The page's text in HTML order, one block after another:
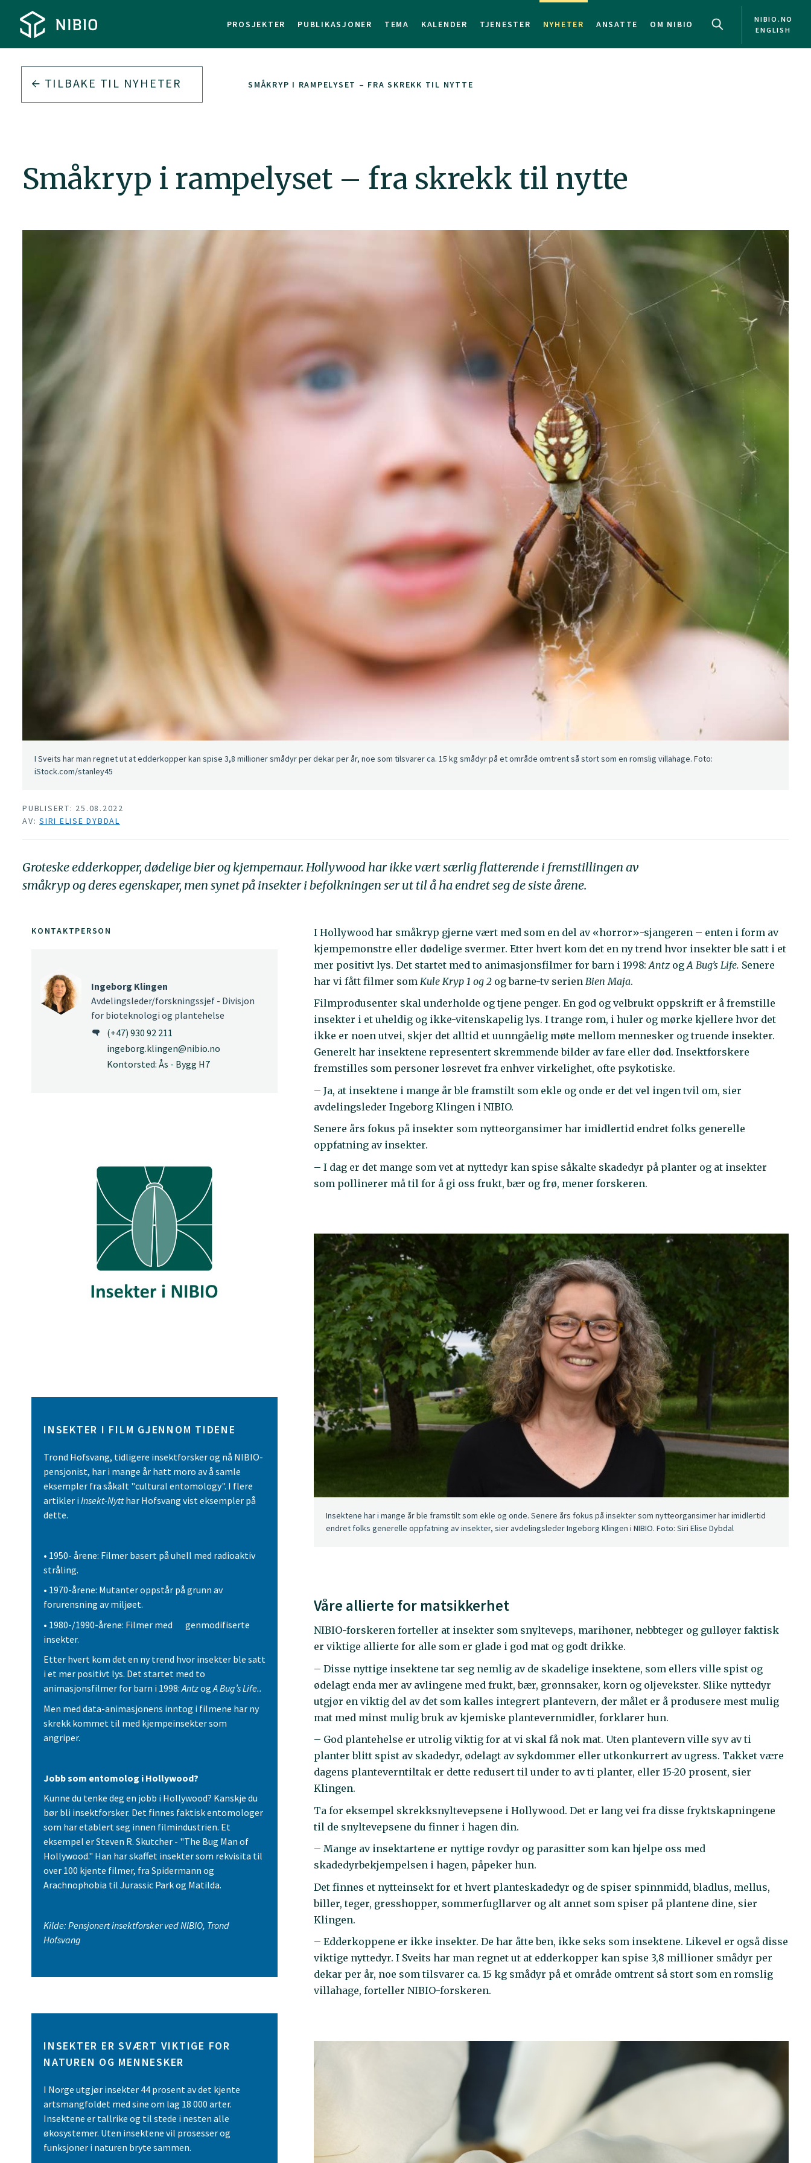
PROSJEKTER PUBLIKASJONER TEMA KALENDER TJENESTER NYHETER ANSATTE OM NIBIO
NIBIO.NO
ENGLISH
TILBAKE TIL NYHETER SMÅKRYP I RAMPELYSET – FRA SKREKK TIL NYTTE
Småkryp i rampelyset – fra skrekk til nytte
I Sveits har man regnet ut at edderkopper kan spise 3,8 millioner smådyr per dekar per år, noe som tilsvarer ca. 15 kg smådyr på et område omtrent så stort som en romslig villahage. Foto:
iStock.com/stanley45
PUBLISERT: 25.08.2022
AV: SIRI ELISE DYBDAL
Groteske edderkopper, dødelige bier og kjempemaur. Hollywood har ikke vært særlig flatterende i fremstillingen av
småkryp og deres egenskaper, men synet på insekter i befolkningen ser ut til å ha endret seg de siste årene.
I Hollywood har småkryp gjerne vært med som en del av «horror»-sjangeren – enten i form av
kjempemonstre eller dødelige svermer. Etter hvert kom det en ny trend hvor insekter ble satt i et
mer positivt lys. Det startet med to animasjonsfilmer for barn i 1998:Antz ogA Bug’s Life. Senere
har vi fått filmer som Kule Kryp 1 og 2 og barne-tv serien Bien Maja.
Filmprodusenter skal underholde og tjene penger. En god og velbrukt oppskrift er å fremstille
insekter i et uheldig og ikke-vitenskapelig lys. I trange rom, i huler og mørke kjellere hvor det
ikke er noen utvei, skjer det alltid et uunngåelig møte mellom mennesker og truende insekter.
Generelt har insektene representert skremmende bilder av fare eller død. Insektforskere
fremstilles som personer løsrevet fra enhver virkelighet, ofte psykotiske.
– Ja, at insektene i mange år ble framstilt som ekle og onde er det vel ingen tvil om, sier
avdelingsleder Ingeborg Klingen i NIBIO.
Senere års fokus på insekter som nytteorgansimer har imidlertid endret folks generelle
oppfatning av insekter.
– I dag er det mange som vet at nyttedyr kan spise såkalte skadedyr på planter og at insekter
som pollinerer må til for å gi oss frukt, bær og frø, mener forskeren.
Insektene har i mange år ble framstilt som ekle og onde. Senere års fokus på insekter som nytteorgansimer har imidlertid
endret folks generelle oppfatning av insekter, sier avdelingsleder Ingeborg Klingen i NIBIO. Foto: Siri Elise Dybdal
Våre allierte for matsikkerhet
NIBIO-forskeren forteller at insekter som snylteveps, marihøner, nebbteger og gulløyer faktisk
er viktige allierte for alle som er glade i god mat og godt drikke.
– Disse nyttige insektene tar seg nemlig av de skadelige insektene, som ellers ville spist og
ødelagt enda mer av avlingene med frukt, bær, grønnsaker, korn og oljevekster. Slike nyttedyr
utgjør en viktig del av det som kalles integrert plantevern, der målet er å produsere mest mulig
mat med minst mulig bruk av kjemiske plantevernmidler, forklarer hun.
– God plantehelse er utrolig viktig for at vi skal få nok mat. Uten plantevern ville syv av ti
planter blitt spist av skadedyr, ødelagt av sykdommer eller utkonkurrert av ugress. Takket være
dagens planteverntiltak er dette redusert til under to av ti planter, eller 15-20 prosent, sier
Klingen.
Ta for eksempel skrekksnyltevepsene i Hollywood. Det er lang vei fra disse fryktskapningene
til de snyltevepsene du finner i hagen din.
– Mange av insektartene er nyttige rovdyr og parasitter som kan hjelpe oss med
skadedyrbekjempelsen i hagen, påpeker hun.
Det finnes et nytteinsekt for et hvert planteskadedyr og de spiser spinnmidd, bladlus, mellus,
biller, teger, gresshopper, sommerfugllarver og alt annet som spiser på plantene dine, sier
Klingen.
– Edderkoppene er ikke insekter. De har åtte ben, ikke seks som insektene. Likevel er også disse
viktige nyttedyr. I Sveits har man regnet ut at edderkopper kan spise 3,8 millioner smådyr per
dekar per år, noe som tilsvarer ca. 15 kg smådyr på et område omtrent så stort som en romslig
villahage, forteller NIBIO-forskeren.
KONTAKTPERSON
Ingeborg Klingen
Avdelingsleder/forskningssjef - Divisjon
for bioteknologi og plantehelse
(+47) 930 92 211
ingeborg.klingen@nibio.no
Kontorsted: Ås - Bygg H7
INSEKTER I FILM GJENNOM TIDENE
Trond Hofsvang, tidligere insektforsker og nå NIBIO-
pensjonist, har i mange år hatt moro av å samle
eksempler fra såkalt "cultural entomology". I flere
artikler iInsekt-Nytthar Hofsvang vist eksempler på
dette.
• 1950- årene: Filmer basert på uhell med radioaktiv
stråling.
• 1970-årene: Mutanter oppstår på grunn av
forurensning av miljøet.
• 1980-/1990-årene: Filmer med genmodifiserte
insekter.
Etter hvert kom det en ny trend hvor insekter ble satt
i et mer positivt lys. Det startet med to
animasjonsfilmer for barn i 1998:AntzogA Bug’s Life..
Men med data-animasjonens inntog i filmene har ny
skrekk kommet til med kjempeinsekter som
angriper.
Jobb som entomolog i Hollywood?
Kunne du tenke deg en jobb i Hollywood? Kanskje du
bør bli insektforsker. Det finnes faktisk entomologer
som har etablert seg innen filmindustrien. Et
eksempel er Steven R. Skutcher - "The Bug Man of
Hollywood." Han har skaffet insekter som rekvisita til
over 100 kjente filmer, fra Spidermann og
Arachnophobia til Jurassic Park og Matilda.
Kilde: Pensjonert insektforsker ved NIBIO, Trond
Hofsvang
INSEKTER ER SVÆRT VIKTIGE FOR
NATUREN OG MENNESKER
I Norge utgjør insekter 44 prosent av det kjente
artsmangfoldet med sine om lag 18 000 arter.
Insektene er tallrike og til stede i nesten alle
økosystemer. Uten insektene vil prosesser og
funksjoner i naturen bryte sammen.